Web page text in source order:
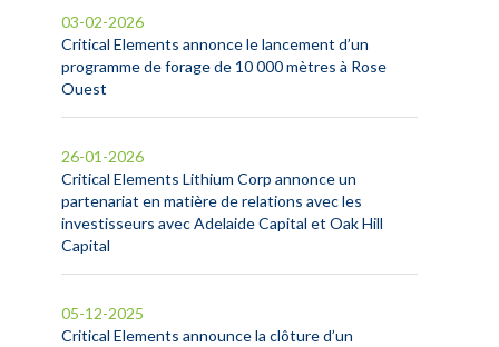
Critical Elements annonce le lancement d’un
programme de forage de 10 000 mètres à Rose
Ouest
03-02-2026
Critical Elements Lithium Corp annonce un
partenariat en matière de relations avec les
investisseurs avec Adelaide Capital et Oak Hill
Capital
26-01-2026
Critical Elements announce la clôture d’un
05-12-2025